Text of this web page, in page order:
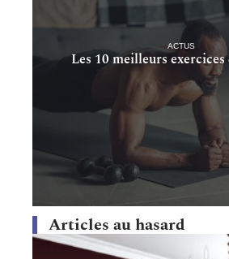
ACTUS
Les 10 meilleurs exercices
Articles au hasard